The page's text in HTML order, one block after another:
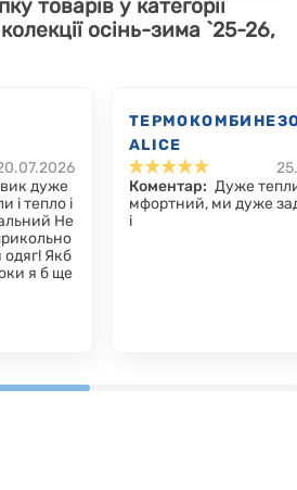
товарів у категорії
осінь-зима `25-26,
дуже
і тепло і
Не
одяг! Якб
я б ще
ALICE
Коментар: Дуже
мфортний, ми дуже
і